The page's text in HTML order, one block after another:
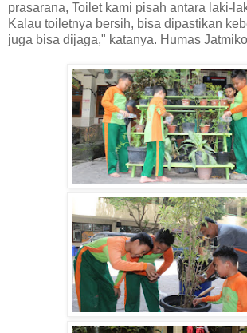
prasarana, Toilet kami pisah antara laki-
Kalau toiletnya bersih, bisa dipastikan
juga bisa dijaga," katanya. Humas